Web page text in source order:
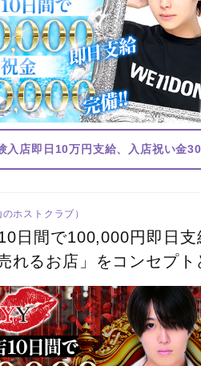
入店即日10万円支給、入店祝い金
ホストクラブ）
日間で100,000円即日
れるお店」をコンセプ
い唯一のシステム！現